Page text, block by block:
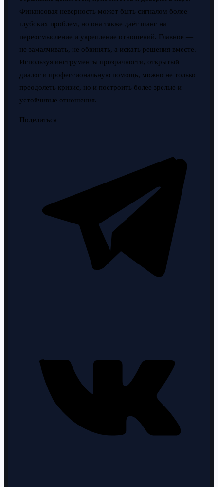
Финансовая неверность может быть сигналом более
глубоких проблем, но она также даёт шанс на
переосмысление и укрепление отношений. Главное —
не замалчивать, не обвинять, а искать решения вместе.
Используя инструменты прозрачности, открытый
диалог и профессиональную помощь, можно не только
преодолеть кризис, но и построить более зрелые и
устойчивые отношения.
Поделиться